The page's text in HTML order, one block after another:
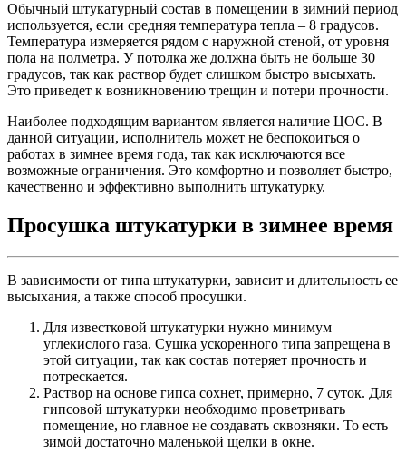
Обычный штукатурный состав в помещении в зимний период
используется, если средняя температура тепла – 8 градусов.
Температура измеряется рядом с наружной стеной, от уровня
пола на полметра. У потолка же должна быть не больше 30
градусов, так как раствор будет слишком быстро высыхать.
Это приведет к возникновению трещин и потери прочности.
Наиболее подходящим вариантом является наличие ЦОС. В
данной ситуации, исполнитель может не беспокоиться о
работах в зимнее время года, так как исключаются все
возможные ограничения. Это комфортно и позволяет быстро,
качественно и эффективно выполнить штукатурку.
Просушка штукатурки в зимнее время
В зависимости от типа штукатурки, зависит и длительность ее
высыхания, а также способ просушки.
Для известковой штукатурки нужно минимум
углекислого газа. Сушка ускоренного типа запрещена в
этой ситуации, так как состав потеряет прочность и
потрескается.
Раствор на основе гипса сохнет, примерно, 7 суток. Для
гипсовой штукатурки необходимо проветривать
помещение, но главное не создавать сквозняки. То есть
зимой достаточно маленькой щелки в окне.